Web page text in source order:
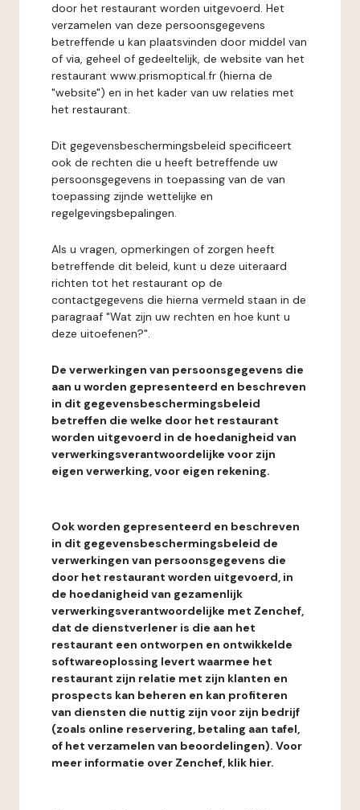
door het restaurant worden uitgevoerd. Het
verzamelen van deze persoonsgegevens
betreffende u kan plaatsvinden door middel van
of via, geheel of gedeeltelijk, de website van het
restaurant www.prismoptical.fr (hierna de
"website") en in het kader van uw relaties met
het restaurant.
Dit gegevensbeschermingsbeleid specificeert
ook de rechten die u heeft betreffende uw
persoonsgegevens in toepassing van de van
toepassing zijnde wettelijke en
regelgevingsbepalingen.
Als u vragen, opmerkingen of zorgen heeft
betreffende dit beleid, kunt u deze uiteraard
richten tot het restaurant op de
contactgegevens die hierna vermeld staan in de
paragraaf "Wat zijn uw rechten en hoe kunt u
deze uitoefenen?".
De verwerkingen van persoonsgegevens die
aan u worden gepresenteerd en beschreven
in dit gegevensbeschermingsbeleid
betreffen die welke door het restaurant
worden uitgevoerd in de hoedanigheid van
verwerkingsverantwoordelijke voor zijn
eigen verwerking, voor eigen rekening.
Ook worden gepresenteerd en beschreven
in dit gegevensbeschermingsbeleid de
verwerkingen van persoonsgegevens die
door het restaurant worden uitgevoerd, in
de hoedanigheid van gezamenlijk
verwerkingsverantwoordelijke met Zenchef,
dat de dienstverlener is die aan het
restaurant een ontworpen en ontwikkelde
softwareoplossing levert waarmee het
restaurant zijn relatie met zijn klanten en
prospects kan beheren en kan profiteren
van diensten die nuttig zijn voor zijn bedrijf
(zoals online reservering, betaling aan tafel,
of het verzamelen van beoordelingen). Voor
meer informatie over Zenchef, klik hier.